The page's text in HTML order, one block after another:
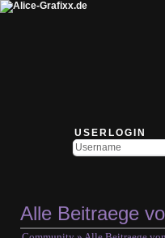
USERLOGIN
Alle Beitraege